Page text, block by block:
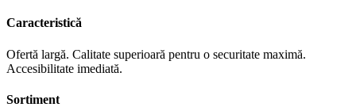
Caracteristică
Ofertă largă. Calitate superioară pentru o securitate maximă.
Accesibilitate imediată.
Sortiment